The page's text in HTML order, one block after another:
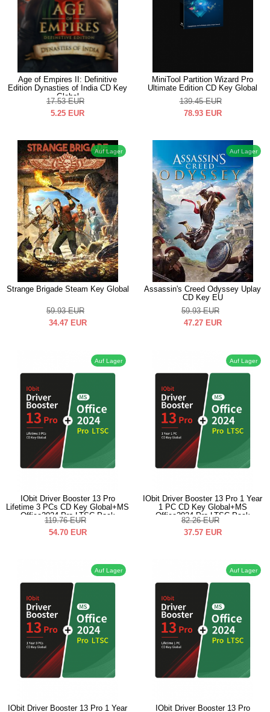
Age of Empires II: Definitive
Edition Dynasties of India CD Key
Global
17.53 EUR
5.25 EUR
MiniTool Partition Wizard Pro
Ultimate Edition CD Key Global
139.45 EUR
78.93 EUR
Auf Lager
Strange Brigade Steam Key Global
59.93 EUR
34.47 EUR
Auf Lager
Assassin's Creed Odyssey Uplay
CD Key EU
59.93 EUR
47.27 EUR
Auf Lager
IObit Driver Booster 13 Pro
Lifetime 3 PCs CD Key Global+MS
Office2024 Pro LTSC Pack
119.76 EUR
54.70 EUR
Auf Lager
IObit Driver Booster 13 Pro 1 Year
1 PC CD Key Global+MS
Office2024 Pro LTSC Pack
82.26 EUR
37.57 EUR
Auf Lager
IObit Driver Booster 13 Pro 1 Year
Auf Lager
IObit Driver Booster 13 Pro